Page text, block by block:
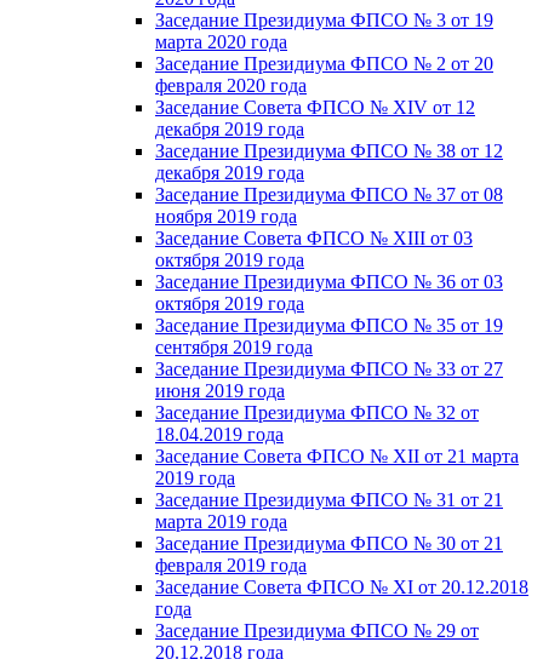
Заседание Президиума ФПСО № 3 от 19
марта 2020 года
Заседание Президиума ФПСО № 2 от 20
февраля 2020 года
Заседание Совета ФПСО № XIV от 12
декабря 2019 года
Заседание Президиума ФПСО № 38 от 12
декабря 2019 года
Заседание Президиума ФПСО № 37 от 08
ноября 2019 года
Заседание Совета ФПСО № XIII от 03
октября 2019 года
Заседание Президиума ФПСО № 36 от 03
октября 2019 года
Заседание Президиума ФПСО № 35 от 19
сентября 2019 года
Заседание Президиума ФПСО № 33 от 27
июня 2019 года
Заседание Президиума ФПСО № 32 от
18.04.2019 года
Заседание Совета ФПСО № XII от 21 марта
2019 года
Заседание Президиума ФПСО № 31 от 21
марта 2019 года
Заседание Президиума ФПСО № 30 от 21
февраля 2019 года
Заседание Совета ФПСО № XI от 20.12.2018
года
Заседание Президиума ФПСО № 29 от
20.12.2018 года